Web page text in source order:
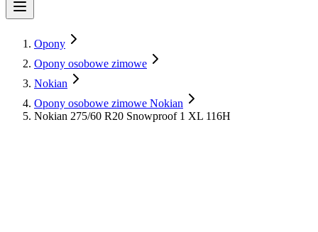
Opony
Opony osobowe zimowe
Nokian
Opony osobowe zimowe Nokian
Nokian 275/60 R20 Snowproof 1 XL 116H